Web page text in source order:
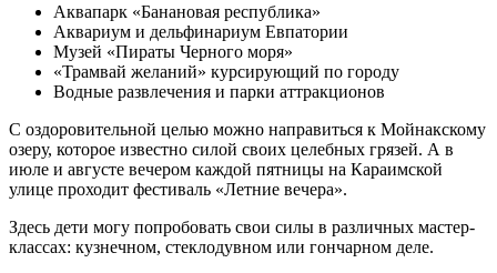
Аквапарк «Банановая республика»
Аквариум и дельфинариум Евпатории
Музей «Пираты Черного моря»
«Трамвай желаний» курсирующий по городу
Водные развлечения и парки аттракционов
С оздоровительной целью можно направиться к Мойнакскому
озеру, которое известно силой своих целебных грязей. А в
июле и августе вечером каждой пятницы на Караимской
улице проходит фестиваль «Летние вечера».
Здесь дети могу попробовать свои силы в различных мастер-
классах: кузнечном, стеклодувном или гончарном деле.